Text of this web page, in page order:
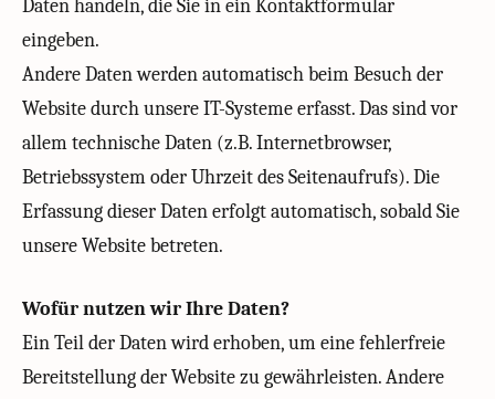
Daten handeln, die Sie in ein Kontaktformular
eingeben.
Andere Daten werden automatisch beim Besuch der
Website durch unsere IT-Systeme erfasst. Das sind vor
allem technische Daten (z.B. Internetbrowser,
Betriebssystem oder Uhrzeit des Seitenaufrufs). Die
Erfassung dieser Daten erfolgt automatisch, sobald Sie
unsere Website betreten.
Wofür nutzen wir Ihre Daten?
Ein Teil der Daten wird erhoben, um eine fehlerfreie
Bereitstellung der Website zu gewährleisten. Andere